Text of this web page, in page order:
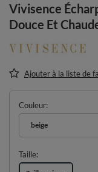
Vivisence
Douce Et
Ajouter à la liste de
Couleur
beige
Taille